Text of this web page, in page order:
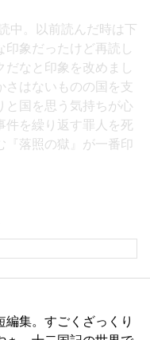
中。以前読んだ時は下
印象だったけど再読し
だなと印象を改めまし
はないものの国を支
と国を思う気持ちが心
件を繰り返す罪人を死
落照の獄』が一番印
集。すごくざっくり